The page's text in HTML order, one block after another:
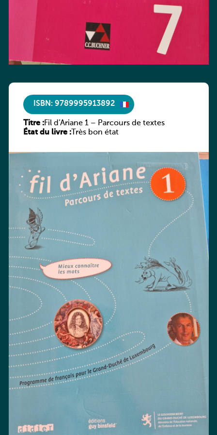
ISBN: 9789995913892
Titre :Fil d’Ariane 1 – Parcours de textes
État du livre :Très bon état